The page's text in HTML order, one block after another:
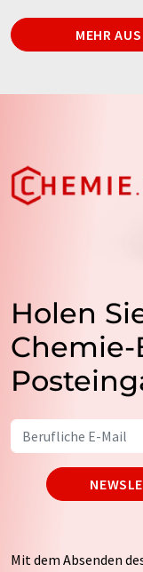
MEHR
Holen
Mit dem Absenden